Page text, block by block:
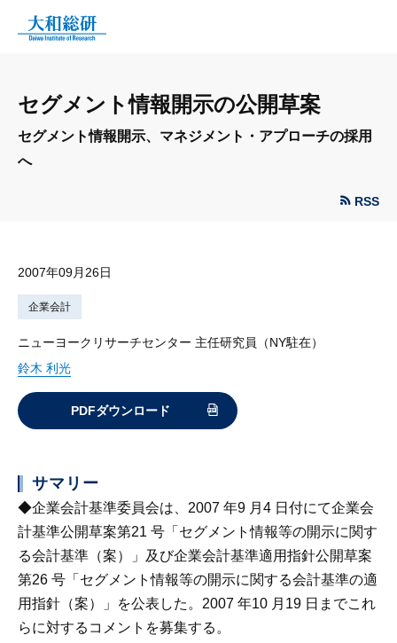
セグメント情報開示の公開草案
セグメント情報開示、マネジメント・アプローチの採用
へ
RSS
2007年09月26日
企業会計
ニューヨークリサーチセンター 主任研究員（NY駐在）
鈴木 利光
PDFダウンロード
サマリー
◆企業会計基準委員会は、2007 年9 月4 日付にて企業会
計基準公開草案第21 号「セグメント情報等の開示に関す
る会計基準（案）」及び企業会計基準適用指針公開草案
第26 号「セグメント情報等の開示に関する会計基準の適
用指針（案）」を公表した。2007 年10 月19 日までこれ
らに対するコメントを募集する。